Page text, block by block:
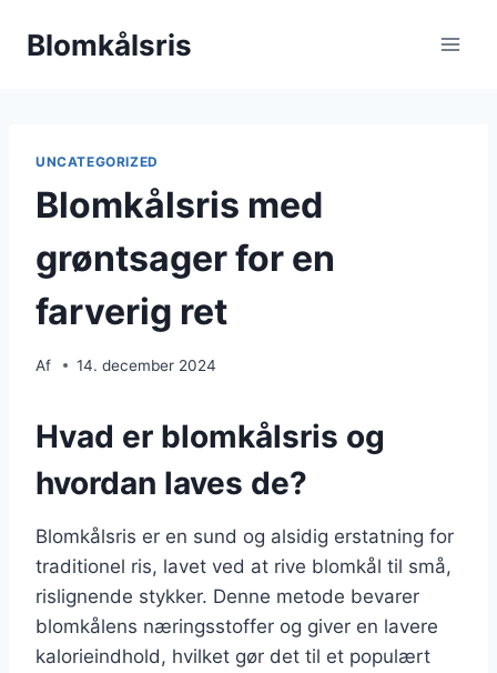
Blomkålsris
UNCATEGORIZED
Blomkålsris med
grøntsager for en
farverig ret
Af 14. december 2024
Hvad er blomkålsris og
hvordan laves de?
Blomkålsris er en sund og alsidig erstatning for
traditionel ris, lavet ved at rive blomkål til små,
rislignende stykker. Denne metode bevarer
blomkålens næringsstoffer og giver en lavere
kalorieindhold, hvilket gør det til et populært